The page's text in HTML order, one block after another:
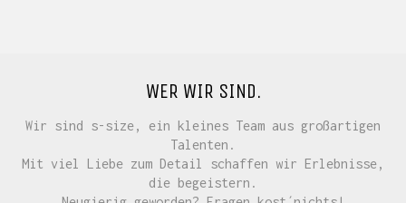
WER WIR SIND.
Wir sind s-size, ein kleines Team aus großartigen
Talenten.
Mit viel Liebe zum Detail schaffen wir Erlebnisse,
die begeistern.